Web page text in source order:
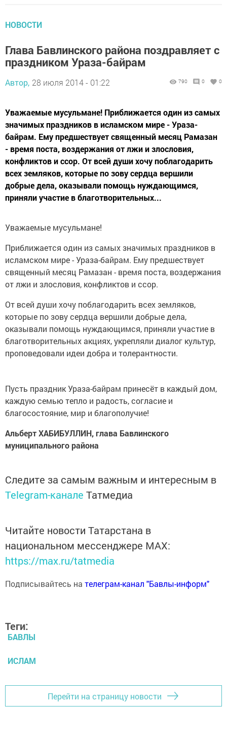
НОВОСТИ
Глава Бавлинского района поздравляет с
праздником Ураза-байрам
Автор, 28 июля 2014 - 01:22 790 0 0
Уважаемые мусульмане! Приближается один из самых
значимых праздников в исламском мире - Ураза-
байрам. Ему предшествует священный месяц Рамазан
- время поста, воздержания от лжи и злословия,
конфликтов и ссор. От всей души хочу поблагодарить
всех земляков, которые по зову сердца вершили
добрые дела, оказывали помощь нуждающимся,
приняли участие в благотворительных...
Уважаемые мусульмане!
Приближается один из самых значимых праздников в
исламском мире - Ураза-байрам. Ему предшествует
священный месяц Рамазан - время поста, воздержания
от лжи и злословия, конфликтов и ссор.
От всей души хочу поблагодарить всех земляков,
которые по зову сердца вершили добрые дела,
оказывали помощь нуждающимся, приняли участие в
благотворительных акциях, укрепляли диалог культур,
проповедовали идеи добра и толерантности.
Пусть праздник Ураза-байрам принесёт в каждый дом,
каждую семью тепло и радость, согласие и
благосостояние, мир и благополучие!
Альберт ХАБИБУЛЛИН,глава Бавлинского
муниципального района
Следите за самым важным и интересным в
Telegram-канале Татмедиа
Читайте новости Татарстана в
национальном мессенджере MАХ:
https://max.ru/tatmedia
Подписывайтесь на телеграм-канал "Бавлы-информ"
Теги:
БАВЛЫ
ИСЛАМ
Перейти на страницу новости